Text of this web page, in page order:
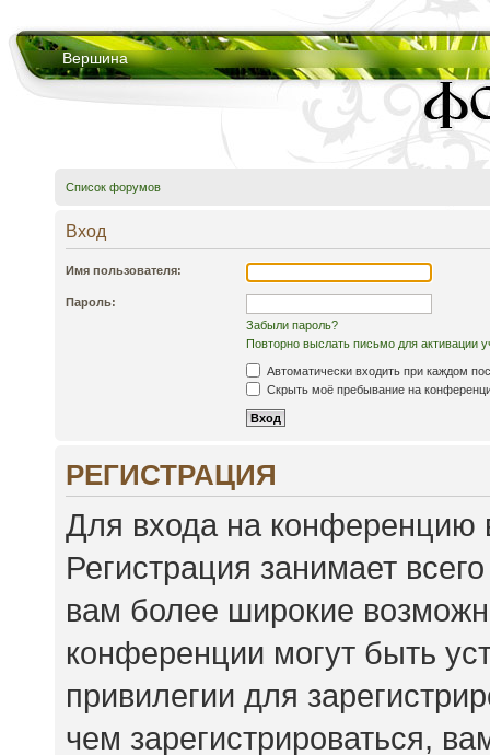
Вершина
Список форумов
Вход
Имя пользователя:
Пароль:
Забыли пароль?
Повторно выслать письмо для активации
Автоматически входить при каждом
Скрыть моё пребывание на
РЕГИСТРАЦИЯ
Для входа на конференцию
Регистрация занимает
вам более широкие
конференции могут быть
привилегии для
чем зарегистрироваться,